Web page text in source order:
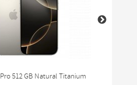
512 GB Natural Titanium